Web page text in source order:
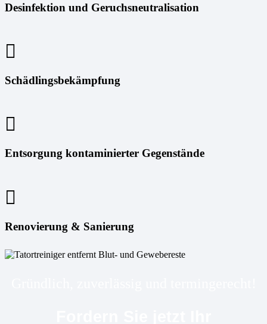
Desinfektion und Geruchsneutralisation
Schädlingsbekämpfung
Entsorgung kontaminierter Gegenstände
Renovierung & Sanierung